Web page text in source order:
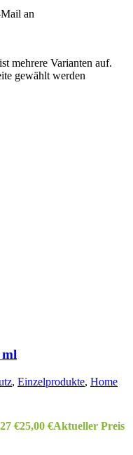
an
mehrere Varianten auf.
gewählt werden
, Einzelprodukte, Home
€25,00 €Aktueller Preis